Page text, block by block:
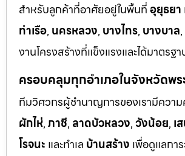
สำหรับลูกค้าที่อาศัยอยู่ในพื้นที่อุยุธยา
ท่าเรือ, นครหลวง, บางไทร, บางบาล,
งานโครงสร้างที่แข็งแรงและได้มาตรฐ
ครอบคลุมทุกอำเภอในจังหวัดพ
ทีมวิศวกรผู้ชำนาญการของเรามีควา
ผักไห่,ภาชี, ลาดบัวหลวง,วังน้อย, เ
โรจนะ และทำเล บ้านสร้าง เพื่อดูแลก